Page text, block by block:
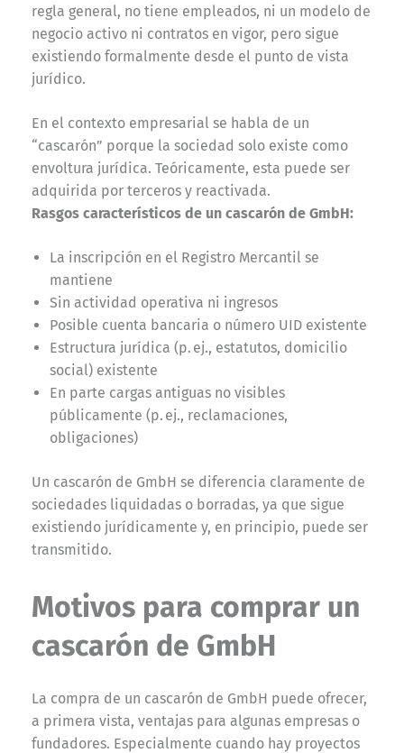
regla general, no tiene empleados, ni un modelo de
negocio activo ni contratos en vigor, pero sigue
existiendo formalmente desde el punto de vista
jurídico.
En el contexto empresarial se habla de un
“cascarón” porque la sociedad solo existe como
envoltura jurídica. Teóricamente, esta puede ser
adquirida por terceros y reactivada.
Rasgos característicos de un cascarón de GmbH:
La inscripción en el Registro Mercantil se
mantiene
Sin actividad operativa ni ingresos
Posible cuenta bancaria o número UID existente
Estructura jurídica (p. ej., estatutos, domicilio
social) existente
En parte cargas antiguas no visibles
públicamente (p. ej., reclamaciones,
obligaciones)
Un cascarón de GmbH se diferencia claramente de
sociedades liquidadas o borradas, ya que sigue
existiendo jurídicamente y, en principio, puede ser
transmitido.
Motivos para comprar un
cascarón de GmbH
La compra de un cascarón de GmbH puede ofrecer,
a primera vista, ventajas para algunas empresas o
fundadores. Especialmente cuando hay proyectos